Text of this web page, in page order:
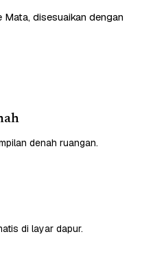
disesuaikan dengan
denah ruangan.
di layar dapur.